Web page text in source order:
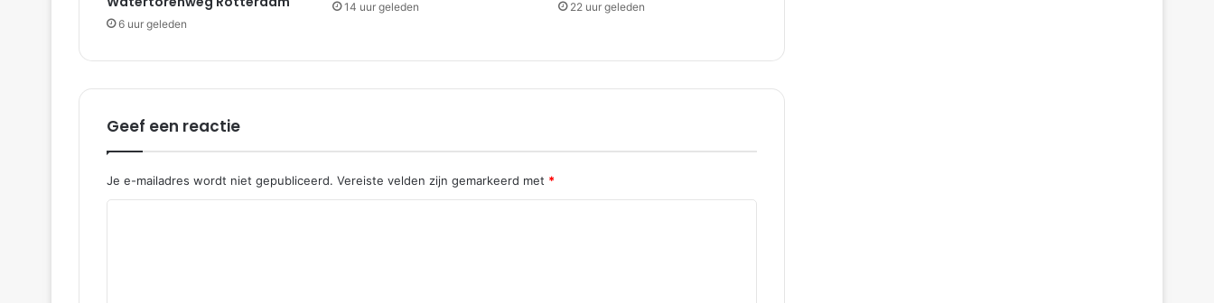
6 uur geleden
14 uur geleden 22 uur geleden
Geef een reactie
Je e-mailadres wordt niet gepubliceerd. Vereiste velden zijn gemarkeerd met *